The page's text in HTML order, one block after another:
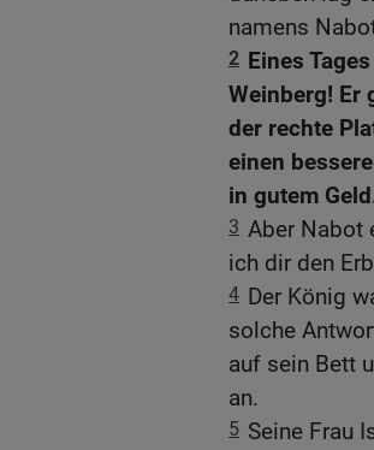
namens
2 Eines
Weinberg! Er
der rechte
einen
in gutem
3 Aber Nabot
ich dir den
4 Der König
solche
auf sein Bett
an.
5 Seine Frau